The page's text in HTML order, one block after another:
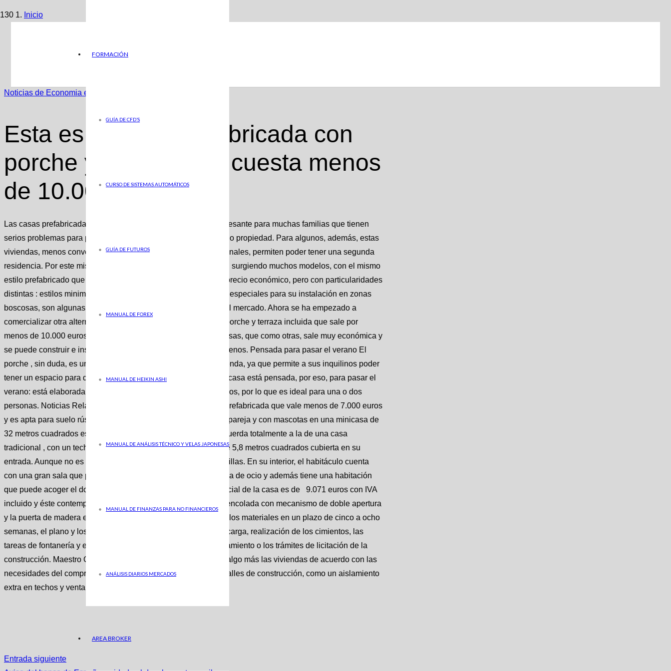
FORMACIÓN
GUÍA DE CFD’S
CURSO DE SISTEMAS AUTOMÁTICOS
GUÍA DE FUTUROS
MANUAL DE FOREX
MANUAL DE HEIKIN ASHI
MANUAL DE ANÁLISIS TÉCNICO Y VELAS JAPONESAS
MANUAL DE FINANZAS PARA NO FINANCIEROS
ANÁLISIS DIARIOS MERCADOS
AREA BROKER
Inicio
Noticias de Economia en ABC
Esta es la casa prefabricada con
porche y terraza que cuesta menos
de 10.000 euros
Las casas prefabricadas son una alternativa cada vez más interesante para muchas familias que tienen
serios problemas para poder acceder a un inmueble de alquiler o propiedad. Para algunos, además, estas
viviendas, menos convencionales pero muy asequibles y funcionales, permiten poder tener una segunda
residencia. Por este mismo motivo, en los últimos tiempos están surgiendo muchos modelos, con el mismo
estilo prefabricado que garantiza una rápida construcción y un precio económico, pero con particularidades
distintas : estilos minimalistas, acabados de lujo o prestaciones especiales para su instalación en zonas
boscosas, son algunas de las opciones distintas que están en el mercado. Ahora se ha empezado a
comercializar otra alternativa, la de una casa prefabricada con porche y terraza incluida que sale por
menos de 10.000 euros. Se trata de la ‘Rond XL’ de Maestro Casas, que como otras, sale muy económica y
se puede construir e instalar en poco tiempo en variedad de terrenos. Pensada para pasar el verano El
porche , sin duda, es uno de los grandes atractivos de esta vivienda, ya que permite a sus inquilinos poder
tener un espacio para descansar y leer o comer al aire libre. La casa está pensada, por eso, para pasar el
verano: está elaborada con madera y tiene 25,9 metros cuadrados, por lo que es ideal para una o dos
personas. Noticias Relacionadas estandar No Esta es la casa prefabricada que vale menos de 7.000 euros
y es apta para suelo rústico Jorge Herrero estandar No Vivir en pareja y con mascotas en una minicasa de
32 metros cuadrados es posible A. Cabeza Su construcción recuerda totalmente a la de una casa
tradicional , con un techo a dos aguas y una pequeña terraza de 5,8 metros cuadrados cubierta en su
entrada. Aunque no es muy grande le cabe una mesa con dos sillas. En su interior, el habitáculo cuenta
con una gran sala que puede ser una cocina-comedor o una sala de ocio y además tiene una habitación
que puede acoger el dormitorio y otra con un baño. El precio inicial de la casa es de 9.071 euros con IVA
incluido y éste contempla ventanas de doble cristal de madera encolada con mecanismo de doble apertura
y la puerta de madera encolada. El precio incluye la entrega de los materiales en un plazo de cinco a ocho
semanas, el plano y los cerramientos pero no contempla la descarga, realización de los cimientos, las
tareas de fontanería y electricidad, el montaje, la pintura, el aislamiento o los trámites de licitación de la
construcción. Maestro Casas por su parte permite personalizar algo más las viviendas de acuerdo con las
necesidades del comprador: por ejemplo, se pueden añadir detalles de construcción, como un aislamiento
extra en techos y ventanas o unas puertas más reforzadas.
Entrada siguiente